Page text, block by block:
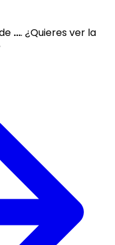
.... ¿Quieres ver la